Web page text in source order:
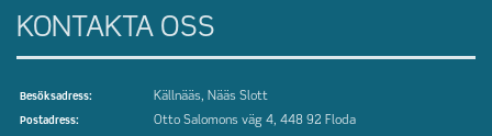
KONTAKTA OSS
Besöksadress: Källnääs, Nääs Slott
Postadress: Otto Salomons väg 4, 448 92 Floda